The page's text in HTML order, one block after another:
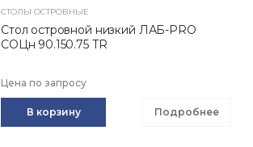
СТОЛЫ ОСТРОВНЫЕ
Стол островной низкий ЛАБ-PRO
СОЦн 90.150.75 TR
Цена по запросу
В корзину Подробнее